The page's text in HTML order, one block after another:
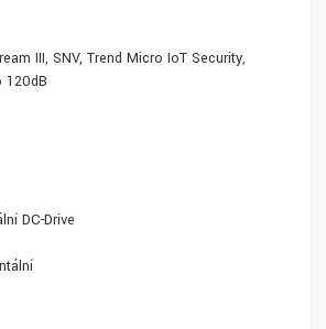
III, SNV, Trend Micro IoT Security,
120dB
DC-Drive